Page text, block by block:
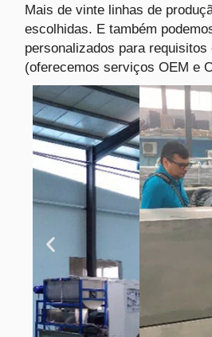
Mais de vinte linhas de
escolhidas. E também
personalizados para requisitos
(oferecemos serviços OEM e